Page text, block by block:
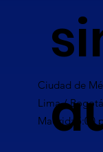
Ciudad de
Lima /
Madrid: 5:00